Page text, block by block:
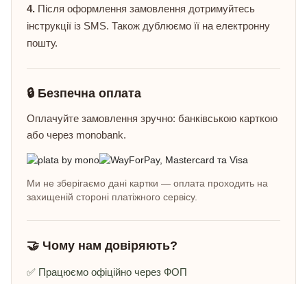
4. Після оформлення замовлення дотримуйтесь
інструкції із SMS. Також дублюємо її на електронну
пошту.
🔒 Безпечна оплата
Оплачуйте замовлення зручно: банківською карткою
або через monobank.
Ми не зберігаємо дані картки — оплата проходить на
захищеній стороні платіжного сервісу.
🤝 Чому нам довіряють?
✅ Працюємо офіційно через ФОП